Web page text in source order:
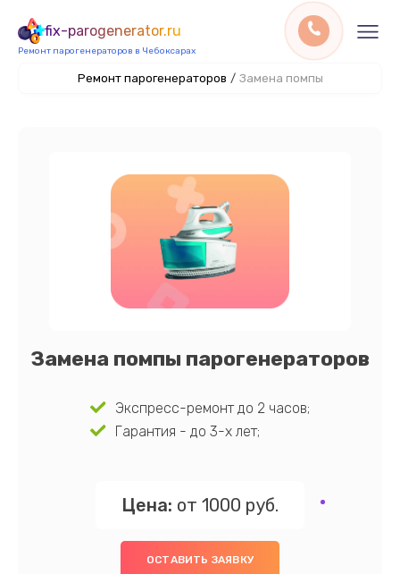
fix-parogenerator.ru
Ремонт парогенераторов в Чебоксарах
Ремонт парогенераторов / Замена помпы
Замена помпы парогенераторов
Экспресс-ремонт до 2 часов;
Гарантия - до 3-х лет;
Цена: от 1000 руб.
ОСТАВИТЬ ЗАЯВКУ